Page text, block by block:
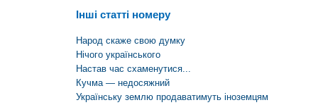
Інші статті номеру
Народ скаже свою думку
Нічого українського
Настав час схаменутися...
Кучма — недосяжний
Українську землю продаватимуть іноземцям